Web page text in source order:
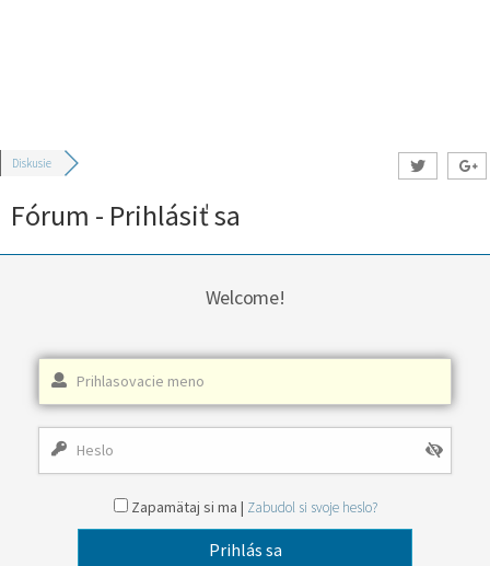
Diskusie
Fórum - Prihlásiť sa
Welcome!
Zapamätaj si ma | Zabudol si svoje heslo?